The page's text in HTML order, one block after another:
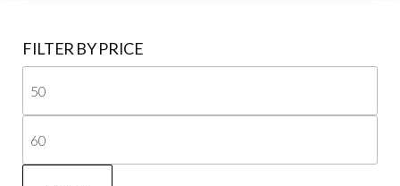
en
página
producto
FILTER BY PRICE